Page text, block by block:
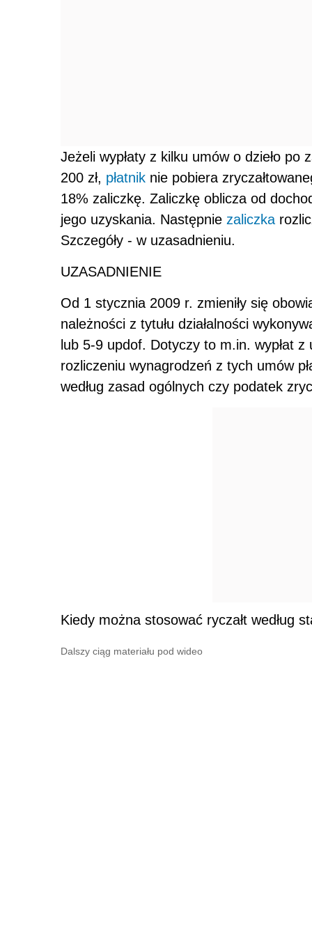
Jeżeli wypłaty z kilku umów o dzieło
200 zł, płatnik nie pobiera
18% zaliczkę. Zaliczkę oblicza od
jego uzyskania. Następnie zaliczka
Szczegóły - w uzasadnieniu.
UZASADNIENIE
Od 1 stycznia 2009 r. zmieniły się
należności z tytułu działalności
lub 5-9 updof. Dotyczy to m.in. wypłat
rozliczeniu wynagrodzeń z tych umów
według zasad ogólnych czy podatek
Kiedy można stosować ryczałt według
Dalszy ciąg materiału pod wideo